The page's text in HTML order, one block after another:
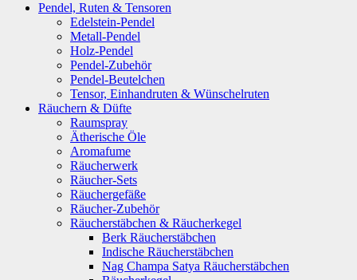
Pendel, Ruten & Tensoren
Edelstein-Pendel
Metall-Pendel
Holz-Pendel
Pendel-Zubehör
Pendel-Beutelchen
Tensor, Einhandruten & Wünschelruten
Räuchern & Düfte
Raumspray
Ätherische Öle
Aromafume
Räucherwerk
Räucher-Sets
Räuchergefäße
Räucher-Zubehör
Räucherstäbchen & Räucherkegel
Berk Räucherstäbchen
Indische Räucherstäbchen
Nag Champa Satya Räucherstäbchen